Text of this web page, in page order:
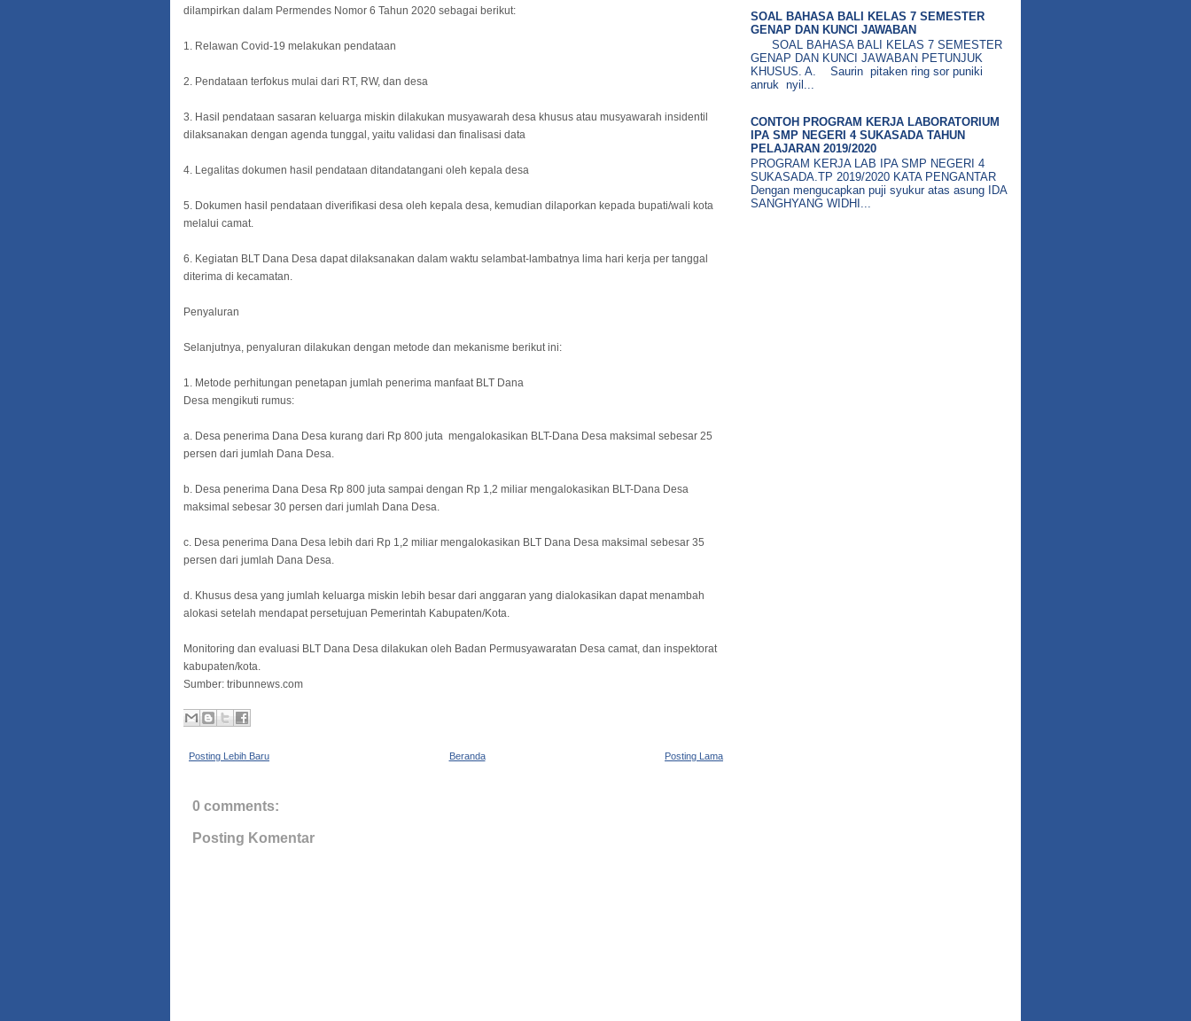
dilampirkan dalam Permendes Nomor 6 Tahun 2020 sebagai berikut:
1. Relawan Covid-19 melakukan pendataan
2. Pendataan terfokus mulai dari RT, RW, dan desa
3. Hasil pendataan sasaran keluarga miskin dilakukan musyawarah desa khusus atau musyawarah insidentil
dilaksanakan dengan agenda tunggal, yaitu validasi dan finalisasi data
4. Legalitas dokumen hasil pendataan ditandatangani oleh kepala desa
5. Dokumen hasil pendataan diverifikasi desa oleh kepala desa, kemudian dilaporkan kepada bupati/wali kota
melalui camat.
6. Kegiatan BLT Dana Desa dapat dilaksanakan dalam waktu selambat-lambatnya lima hari kerja per tanggal
diterima di kecamatan.
Penyaluran
Selanjutnya, penyaluran dilakukan dengan metode dan mekanisme berikut ini:
1. Metode perhitungan penetapan jumlah penerima manfaat BLT Dana
Desa mengikuti rumus:
a. Desa penerima Dana Desa kurang dari Rp 800 juta mengalokasikan BLT-Dana Desa maksimal sebesar 25
persen dari jumlah Dana Desa.
b. Desa penerima Dana Desa Rp 800 juta sampai dengan Rp 1,2 miliar mengalokasikan BLT-Dana Desa
maksimal sebesar 30 persen dari jumlah Dana Desa.
c. Desa penerima Dana Desa lebih dari Rp 1,2 miliar mengalokasikan BLT Dana Desa maksimal sebesar 35
persen dari jumlah Dana Desa.
d. Khusus desa yang jumlah keluarga miskin lebih besar dari anggaran yang dialokasikan dapat menambah
alokasi setelah mendapat persetujuan Pemerintah Kabupaten/Kota.
Monitoring dan evaluasi BLT Dana Desa dilakukan oleh Badan Permusyawaratan Desa camat, dan inspektorat
kabupaten/kota.
Sumber: tribunnews.com
Posting Lebih Baru Posting Lama
Beranda
0 comments:
Posting Komentar
SOAL BAHASA BALI KELAS 7 SEMESTER
GENAP DAN KUNCI JAWABAN
SOAL BAHASA BALI KELAS 7 SEMESTER
GENAP DAN KUNCI JAWABAN PETUNJUK
KHUSUS. A. Saurin pitaken ring sor puniki
anruk nyil...
CONTOH PROGRAM KERJA LABORATORIUM
IPA SMP NEGERI 4 SUKASADA TAHUN
PELAJARAN 2019/2020
PROGRAM KERJA LAB IPA SMP NEGERI 4
SUKASADA.TP 2019/2020 KATA PENGANTAR
Dengan mengucapkan puji syukur atas asung IDA
SANGHYANG WIDHI...